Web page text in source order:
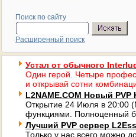
Поиск по сайту
Расширенный поиск
Устал от обычного
Один герой. Четыре
и открывай сотни
L2NAME.COM Новый
Открытие 24 Июля в 20:00
функциями. Полноценный
Лучший PVP сервер
Только у нас всего можно